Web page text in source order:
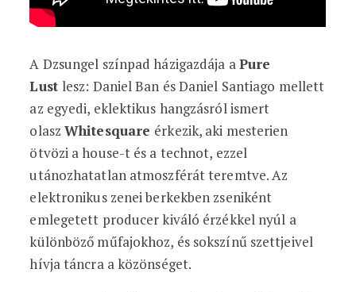
A Dzsungel színpad házigazdája a Pure
Lust lesz: Daniel Ban és Daniel Santiago mellett
az egyedi, eklektikus hangzásról ismert
olaszWhitesquare érkezik, aki mesterien
ötvözi a house-t és a technot, ezzel
utánozhatatlan atmoszférát teremtve. Az
elektronikus zenei berkekben zseniként
emlegetett producer kiváló érzékkel nyúl a
különböző műfajokhoz, és sokszínű szettjeivel
hívja táncra a közönséget.